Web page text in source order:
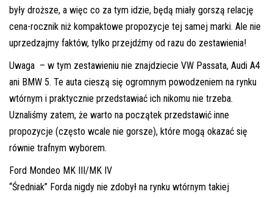
26-
Radom,
Woj.
były droższe, a więc co za tym idzie, będą miały gorszą relację
cena-rocznik niż kompaktowe propozycje tej samej marki. Ale nie
uprzedzajmy faktów, tylko przejdźmy od razu do zestawienia!
Uwaga – w tym zestawieniu nie znajdziecie VW Passata, Audi A4
ani BMW 5. Te auta cieszą się ogromnym powodzeniem na rynku
wtórnym i praktycznie przedstawiać ich nikomu nie trzeba.
Uznaliśmy zatem, że warto na początek przedstawić inne
propozycje (często wcale nie gorsze), które mogą okazać się
równie trafnym wyborem.
Ford Mondeo MK III/MK IV
“Średniak” Forda nigdy nie zdobył na rynku wtórnym takiej